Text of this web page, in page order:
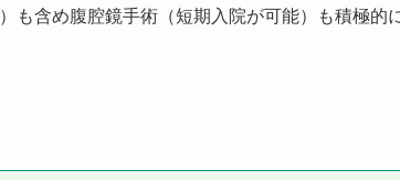
も含め腹腔鏡手術（短期入院が可能）も積極的